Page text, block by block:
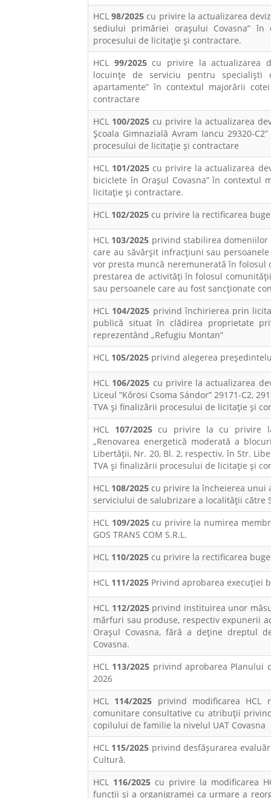
HCL98/2025 cu privire la actualizarea
sediului primăriei orașului Covasna”
procesului de licitație și contractare.
HCL 99/2025cu privire la actualizarea
locuințe de serviciu pentru
apartamente” în contextul majorării
contractare
HCL 100/2025 cu privire la actualizarea
Școala Gimnazială Avram Iancu 29320-
procesului de licitație și contractare
HCL 101/2025 cu privire la actualizarea
biciclete în Orașul Covasna” în contextul
licitație și contractare.
HCL 102/2025 cu privire la rectificarea
HCL 103/2025 privind stabilirea
care au săvârşit infracțiuni sau
vor presta muncă neremunerată în
prestarea de activităţi în folosul
sau persoanele care au fost sancţionate
HCL 104/2025 privind închirierea prin
publică situat în clădirea proprietate
reprezentând „Refugiu Montan”
HCL 105/2025 privind alegerea
HCL 106/2025 cu privire la actualizarea
Liceul ”Kőrösi Csoma Sándor” 29171-C2,
TVA și finalizării procesului de licitație și
HCL 107/2025cu privire la cu privire la
„Renovarea energetică moderată a
Libertății, Nr. 20, Bl. 2, respectiv, în Str.
TVA și finalizării procesului de licitație și
HCL 108/2025 cu privire la încheierea unui
serviciului de salubrizare a localității către
HCL 109/2025cu privire la numirea
GOS TRANS COM S.R.L.
HCL 110/2025 cu privire la rectificarea
HCL 111/2025 Privind aprobarea execuţiei
HCL 112/2025privind instituirea unor
mărfuri sau produse, respectiv expunerii
Orașul Covasna, fără a deține dreptul
Covasna.
HCL 113/2025 privind aprobarea Planului
2026
HCL 114/2025 privind modificarea
comunitare consultative cu atribuții
copilului de familie la nivelul UAT Covasna
HCL 115/2025 privind desfăşurarea
Cultură.
HCL 116/2025cu privire la modificarea
funcții și a organigramei ca urmare a